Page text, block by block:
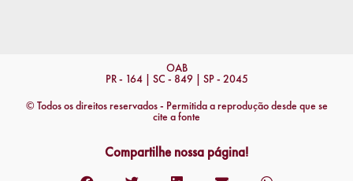
OAB
PR - 164 | SC - 849 | SP - 2045
© Todos os direitos reservados - Permitida a reprodução desde que se
cite a fonte
Compartilhe nossa página!